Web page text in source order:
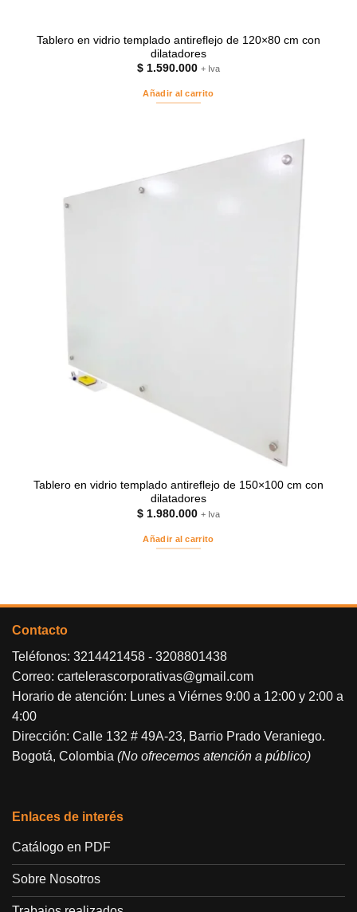
Tablero en vidrio templado antireflejo de 120×80 cm con
dilatadores
$ 1.590.000 + Iva
Añadir al carrito
Tablero en vidrio templado antireflejo de 150×100 cm con
dilatadores
$ 1.980.000 + Iva
Añadir al carrito
Contacto
Teléfonos: 3214421458 - 3208801438
Correo: cartelerascorporativas@gmail.com
Horario de atención: Lunes a Viérnes 9:00 a 12:00 y 2:00 a
4:00
Dirección: Calle 132 # 49A-23, Barrio Prado Veraniego.
Bogotá, Colombia (No ofrecemos atención a público)
Enlaces de interés
Catálogo en PDF
Sobre Nosotros